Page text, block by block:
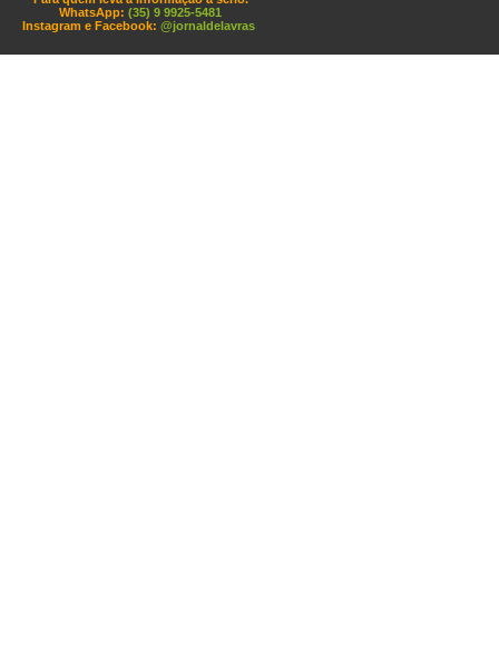
WhatsApp: (35) 9 9925-5481
Instagram e Facebook: @jornaldelavras